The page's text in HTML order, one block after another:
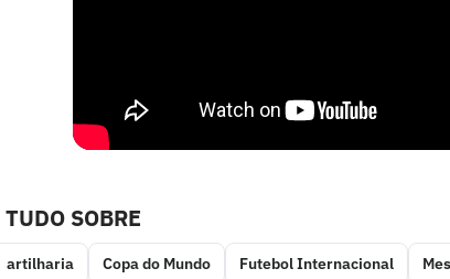
TUDO SOBRE
artilharia Copa do Mundo Futebol Internacional